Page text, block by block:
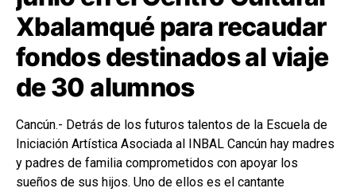
Xbalamqué para recaudar
fondos destinados al viaje
de 30 alumnos
Cancún.- Detrás de los futuros talentos de la Escuela de
Iniciación Artística Asociada al INBAL Cancún hay madres
y padres de familia comprometidos con apoyar los
sueños de sus hijos. Uno de ellos es el cantante